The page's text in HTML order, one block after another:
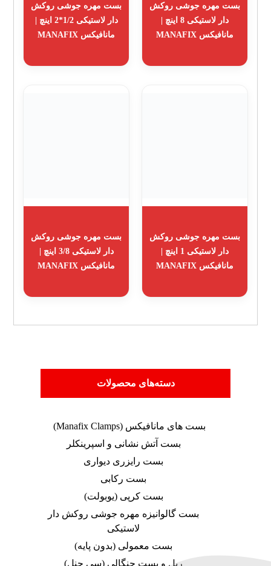
بست مهره جوشی روکش
دار لاستیکی 8 اینچ |
مانافیکس MANAFIX
بست مهره جوشی روکش
دار لاستیکی 1/2*2 اینچ |
مانافیکس MANAFIX
بست مهره جوشی روکش
دار لاستیکی 1 اینچ |
مانافیکس MANAFIX
بست مهره جوشی روکش
دار لاستیکی 3/8 اینچ |
مانافیکس MANAFIX
دسته‌های محصولات
بست های مانافیکس (Manafix Clamps)
بست آتش نشانی و اسپرینکلر
بست رایزری دیواری
بست رکابی
بست کرپی (یوبولت)
بست گالوانیزه مهره جوشی روکش دار
لاستیکی
بست معمولی (بدون پایه)
ریل و بست چنگالی (سی چنل)